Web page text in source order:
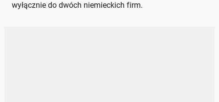
wyłącznie do dwóch niemieckich firm.